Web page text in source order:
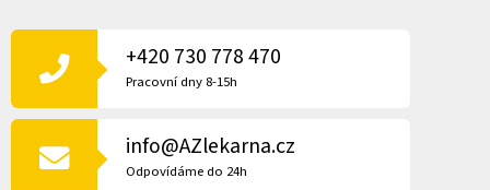
a
r
v
k
Á
T
+420 730 778 470
Pracovní dny 8-15h
info@AZlekarna.cz
Odpovídáme do 24h